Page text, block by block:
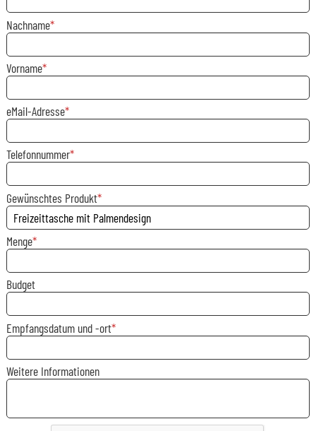
Nachname
Vorname
eMail-Adresse
Telefonnummer
Gewünschtes Produkt
Menge
Budget
Empfangsdatum und -ort
Weitere Informationen